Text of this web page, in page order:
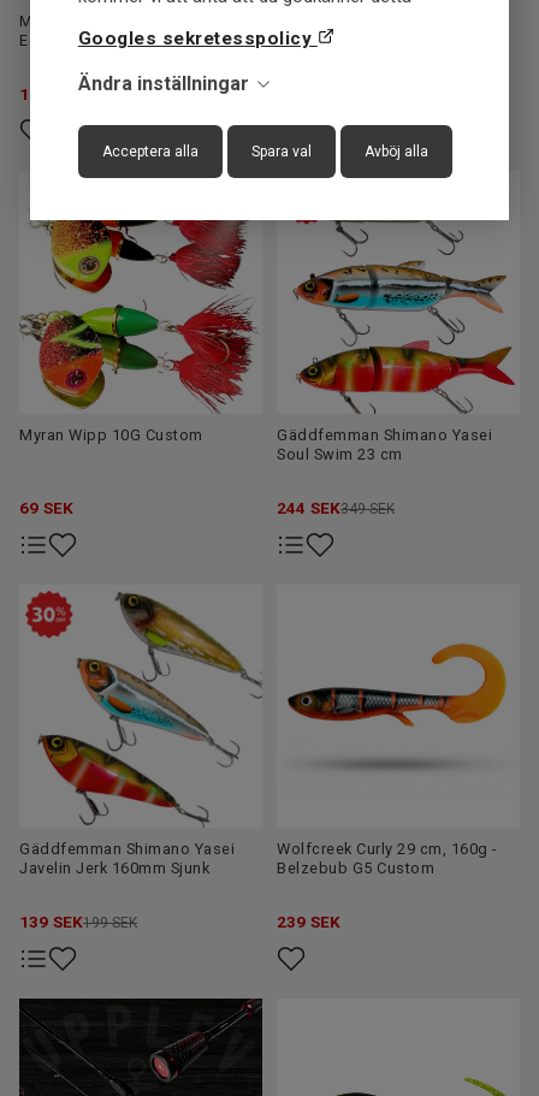
Googles sekretesspolicy
Ändra inställningar
Acceptera alla Spara val Avböj alla
Majorcraft Abborrefemman
Edition 7,5" 8-25g Haspel
1.199 SEK
Myran Wipp 10G Custom
69 SEK
Gäddfemman Shimano Yasei
Soul Swim 23 cm
244 SEK349 SEK
Gäddfemman Shimano Yasei
Javelin Jerk 160mm Sjunk
139 SEK199 SEK
Wolfcreek Curly 29 cm, 160g -
Belzebub G5 Custom
239 SEK